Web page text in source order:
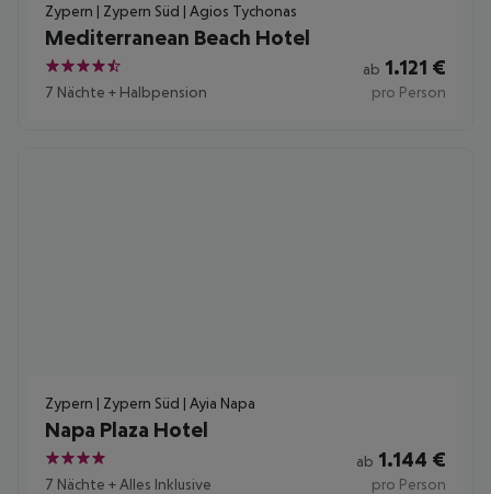
Zypern | Zypern Süd | Agios Tychonas
Mediterranean Beach Hotel
4.5
7 Nächte + Halbpension
ab 1.121 €
pro Person
Zypern | Zypern Süd | Ayia Napa
Napa Plaza Hotel
4
7 Nächte + Alles Inklusive
ab 1.144 €
pro Person